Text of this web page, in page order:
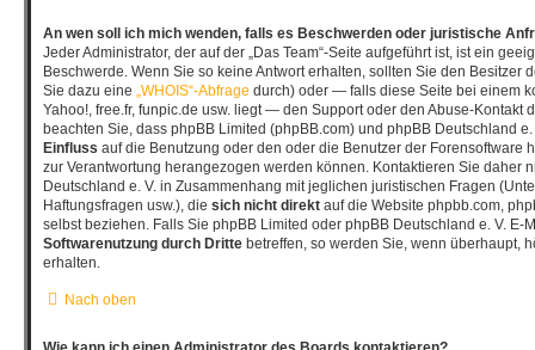
An wen soll ich mich wenden, falls es Beschwerden oder juristische
Jeder Administrator, der auf der „Das Team“-Seite aufgeführt ist, ist ein
Beschwerde. Wenn Sie so keine Antwort erhalten, sollten Sie den Besitzer
Sie dazu eine „WHOIS“-Abfrage durch) oder — falls diese Seite bei einem
Yahoo!, free.fr, funpic.de usw. liegt — den Support oder den Abuse-Kontakt
beachten Sie, dass phpBB Limited (phpBB.com) und phpBB Deutschland
Einfluss auf die Benutzung oder den oder die Benutzer der Forensoftware
zur Verantwortung herangezogen werden können. Kontaktieren Sie daher
Deutschland e. V. in Zusammenhang mit jeglichen juristischen Fragen
Haftungsfragen usw.), die sich nicht direkt auf die Website phpbb.com,
selbst beziehen. Falls Sie phpBB Limited oder phpBB Deutschland e. V. E-
Softwarenutzung durch Dritte betreffen, so werden Sie, wenn überhaupt,
erhalten.
Nach oben